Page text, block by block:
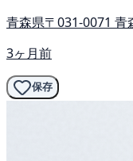
青森県〒031-0071 青
3ヶ月前
保存